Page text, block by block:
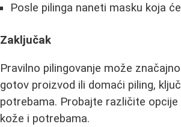
Posle pilinga naneti masku koja
Zaključak
Pravilno pilingovanje može
gotov proizvod ili domaći piling,
potrebama. Probajte različite
kože i potrebama.